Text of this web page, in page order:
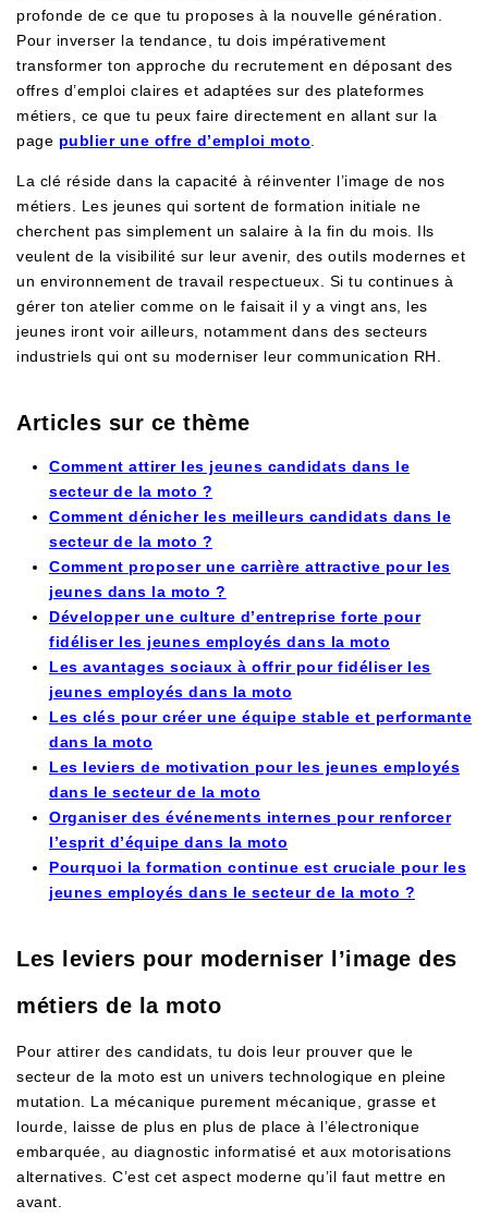
profonde de ce que tu proposes à la nouvelle génération.
Pour inverser la tendance, tu dois impérativement
transformer ton approche du recrutement en déposant des
offres d’emploi claires et adaptées sur des plateformes
métiers, ce que tu peux faire directement en allant sur la
page publier une offre d’emploi moto
La clé réside dans la capacité à réinventer l’image de nos
métiers. Les jeunes qui sortent de formation initiale ne
cherchent pas simplement un salaire à la fin du mois. Ils
veulent de la visibilité sur leur avenir, des outils modernes et
un environnement de travail respectueux. Si tu continues à
gérer ton atelier comme on le faisait il y a vingt ans, les
jeunes iront voir ailleurs, notamment dans des secteurs
industriels qui ont su moderniser leur communication RH.
Articles sur ce thème
Comment attirer les jeunes candidats dans le
secteur de la moto ?
Comment dénicher les meilleurs candidats dans le
secteur de la moto ?
Comment proposer une carrière attractive pour les
jeunes dans la moto ?
Développer une culture d’entreprise forte pour
fidéliser les jeunes employés dans la moto
Les avantages sociaux à offrir pour fidéliser les
jeunes employés dans la moto
Les clés pour créer une équipe stable et performante
dans la moto
Les leviers de motivation pour les jeunes employés
dans le secteur de la moto
Organiser des événements internes pour renforcer
l’esprit d’équipe dans la moto
Pourquoi la formation continue est cruciale pour les
jeunes employés dans le secteur de la moto ?
Les leviers pour moderniser l’image des
métiers de la moto
Pour attirer des candidats, tu dois leur prouver que le
secteur de la moto est un univers technologique en pleine
mutation. La mécanique purement mécanique, grasse et
lourde, laisse de plus en plus de place à l’électronique
embarquée, au diagnostic informatisé et aux motorisations
alternatives. C’est cet aspect moderne qu’il faut mettre en
avant.